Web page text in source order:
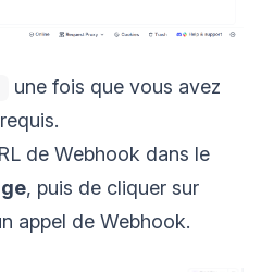
une fois que vous avez
de Webhook dans le
, puis de cliquer sur
appel de Webhook.